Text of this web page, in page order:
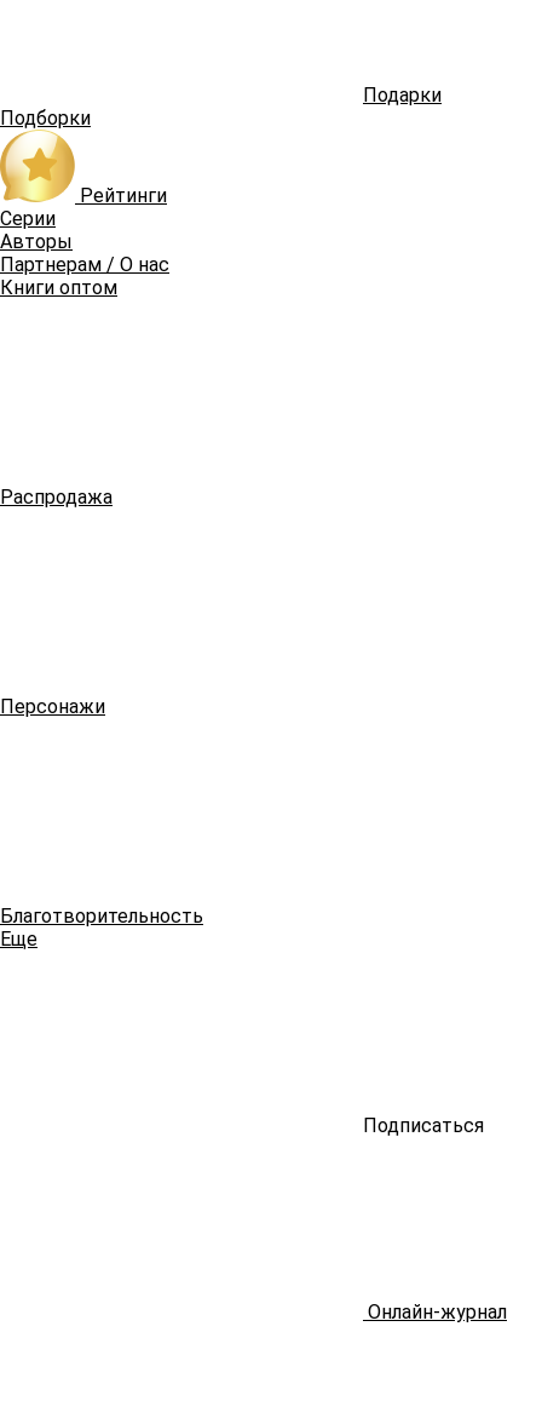
Подарки
Подборки
Рейтинги
Серии
Авторы
Партнерам / О нас
Книги оптом
Распродажа
Персонажи
Благотворительность
Еще
Подписаться
Онлайн-журнал